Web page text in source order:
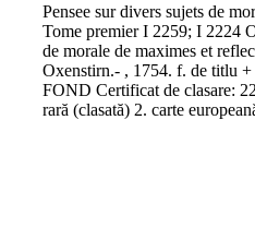
Pensee sur divers sujets de
Tome premier I 2259; I 2224
de morale de maximes et
Oxenstirn.- , 1754. f. de titlu
FOND Certificat de clasare:
rară (clasată) 2. carte